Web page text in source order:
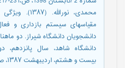
دانشجویان دانشگاه شیراز. دو
دانشگاه شاهد، سال پانزدهم،
بیست و هشتم، اردیبهشت ۱۳۸۷، ص ۶۱-۶۹.